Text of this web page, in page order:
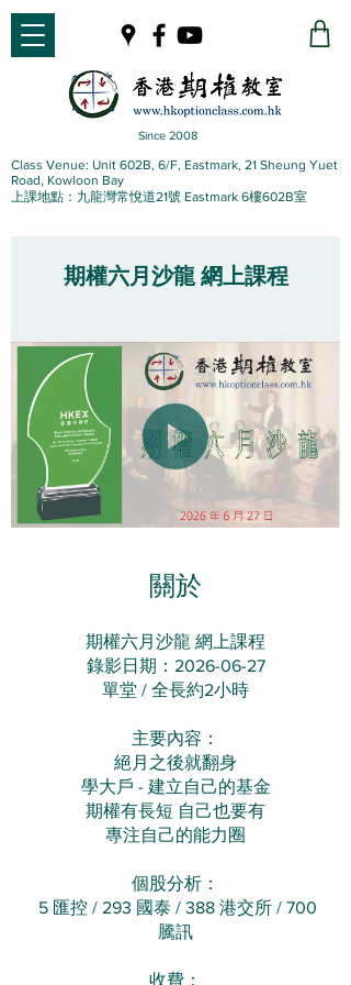
Since 2008
Class Venue: Unit 602B, 6/F, Eastmark, 21 Sheung Yuet
Road, Kowloon Bay
上課地點：九龍灣常悅道21號 Eastmark 6樓602B室
期權六月沙龍 網上課程
關於
期權六月沙龍 網上課程
錄影日期：2026-06-27
單堂 / 全長約2小時
主要內容：​​​​​​​
​絕月之後就翻身
學大戶 - 建立自己的基金
期權有長短 自己也要有​
專注自己的能力圈​
​個股分析：​​​​​​​​​​
​ 5 匯控 / 293 國泰 / 388 港交所 / 700
騰訊
收費：